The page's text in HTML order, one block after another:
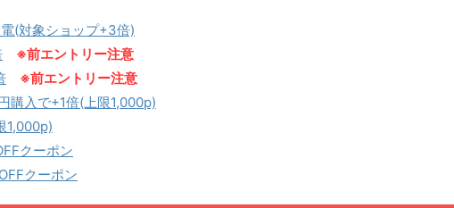
(対象ショップ+3倍)
※前エントリー注意
※前エントリー注意
購入で+1倍(上限1,000p)
1,000p)
クーポン
クーポン